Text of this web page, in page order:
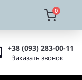
0
+38 (093) 283-00-11
Заказать звонок